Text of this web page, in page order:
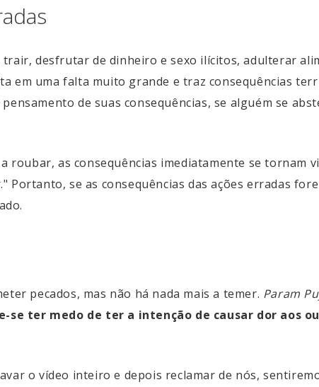
desfrutar de dinheiro e sexo ilícitos, adulterar
em uma falta muito grande e traz consequências
de suas consequências, se alguém se
roubar, as consequências imediatamente se tornam
se as consequências das ações erradas
pecados, mas não há nada mais a temer. Param
se ter medo de ter a intenção de causar dor aos
o vídeo inteiro e depois reclamar de nós,